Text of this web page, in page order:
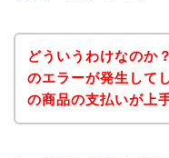
どういうわけなのか
のエラーが発生して
の商品の支払いが上